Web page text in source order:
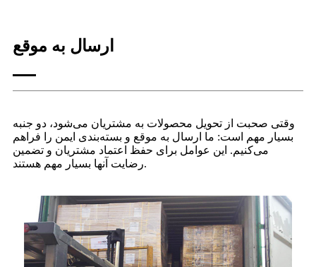
ارسال به موقع
وقتی صحبت از تحویل محصولات به مشتریان می‌شود، دو جنبه
بسیار مهم است: ما ارسال به موقع و بسته‌بندی ایمن را فراهم
می‌کنیم. این عوامل برای حفظ اعتماد مشتریان و تضمین
رضایت آنها بسیار مهم هستند.